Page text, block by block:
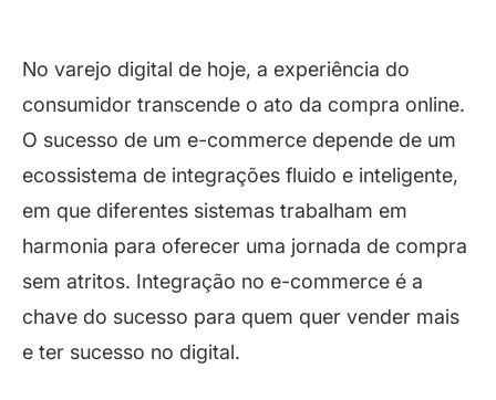
No varejo digital de hoje, a experiência do
consumidor transcende o ato da compra online.
O sucesso de um e-commerce depende de um
ecossistema de integrações fluido e inteligente,
em que diferentes sistemas trabalham em
harmonia para oferecer uma jornada de compra
sem atritos. Integração no e-commerce é a
chave do sucesso para quem quer vender mais
e ter sucesso no digital.